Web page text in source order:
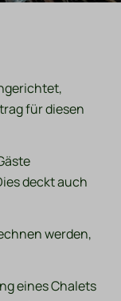
für diesen
deckt auch
werden,
eines Chalets